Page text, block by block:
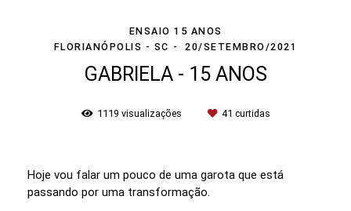
ENSAIO 15 ANOS
FLORIANÓPOLIS - SC
20/SETEMBRO/2021
GABRIELA - 15 ANOS
1119 visualizações 41 curtidas
Hoje vou falar um pouco de uma garota que está
passando por uma transformação.